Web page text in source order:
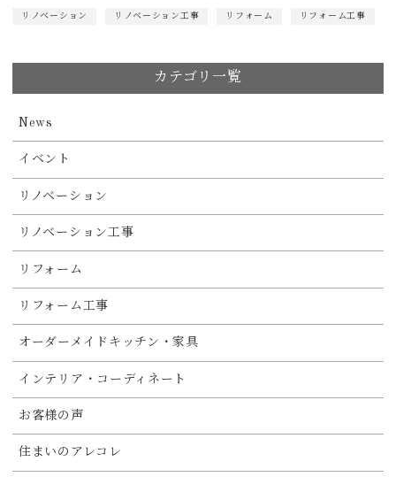
リノベーション リノベーション工事 リフォーム リフォーム工事
カテゴリ一覧
News
イベント
リノベーション
リノベーション工事
リフォーム
リフォーム工事
オーダーメイドキッチン・家具
インテリア・コーディネート
お客様の声
住まいのアレコレ